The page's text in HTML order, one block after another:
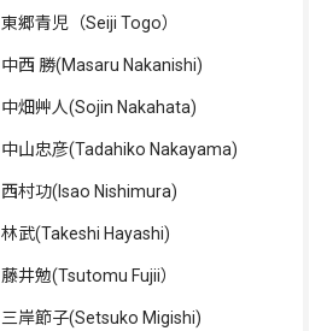
東郷青児（Seiji Togo）
中西 勝(Masaru Nakanishi)
中畑艸人(Sojin Nakahata)
中山忠彦(Tadahiko Nakayama)
西村功(Isao Nishimura)
林武(Takeshi Hayashi)
藤井勉(Tsutomu Fujii）
三岸節子(Setsuko Migishi)